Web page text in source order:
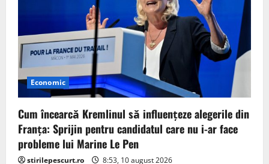
Economic
Cum încearcă Kremlinul să influențeze alegerile din
Franța: Sprijin pentru candidatul care nu i-ar face
probleme lui Marine Le Pen
stirilepescurt.ro 8:53, 10 august 2026